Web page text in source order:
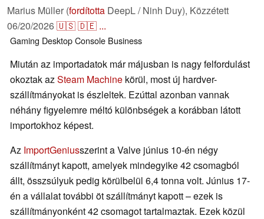
Marius Müller (fordította DeepL / Ninh Duy), Közzétett
06/20/2026🇺🇸🇩🇪 ...
Gaming DesktopConsole Business
Miután az importadatok már májusban is nagy felfordulást
okoztak azSteam Machine körül, most új hardver-
szállítmányokat is észleltek. Ezúttal azonban vannak
néhány figyelemre méltó különbségek a korábban látott
importokhoz képest.
Az ImportGeniusszerint a Valve június 10-én négy
szállítmányt kapott, amelyek mindegyike 42 csomagból
állt, összsúlyuk pedig körülbelül 6,4 tonna volt. Június 17-
én a vállalat további öt szállítmányt kapott – ezek is
szállítmányonként 42 csomagot tartalmaztak. Ezek közül